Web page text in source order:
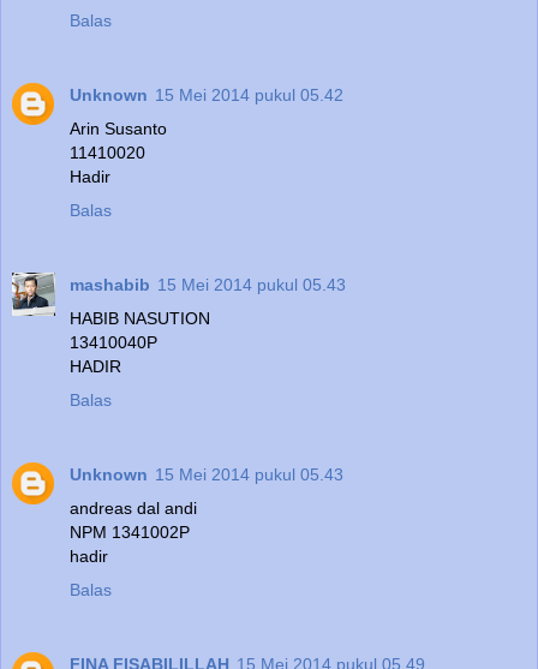
Balas
Unknown 15 Mei 2014 pukul 05.42
Arin Susanto
11410020
Hadir
Balas
mashabib 15 Mei 2014 pukul 05.43
HABIB NASUTION
13410040P
HADIR
Balas
Unknown 15 Mei 2014 pukul 05.43
andreas dal andi
NPM 1341002P
hadir
Balas
FINA FISABILILLAH 15 Mei 2014 pukul 05.49